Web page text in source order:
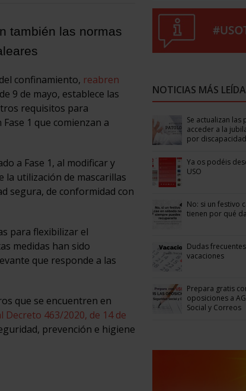
también las normas
confinamiento, reabren
9 de mayo, establece las
requisitos para
1 que comienzan a
a Fase 1, al modificar y
la utilización de mascarillas
segura, de conformidad con
para flexibilizar el
medidas han sido
que responde a las
que se encuentren en
Decreto 463/2020, de 14 de
prevención e higiene
NOTICIAS MÁS
Se actualizan
acceder a la
por discapacidad
Ya os podéis
USO
No: si un festivo
tienen por qué
Dudas
vacaciones
Prepara gratis
oposiciones a
Social y Correos